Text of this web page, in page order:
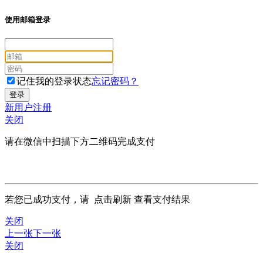
使用邮箱登录
记住我的登录状态忘记密码？
新用户注册
关闭
请在微信中扫描下方二维码完成支付
若您已成功支付，请 点击刷新 查看支付结果
关闭
上一张下一张
关闭